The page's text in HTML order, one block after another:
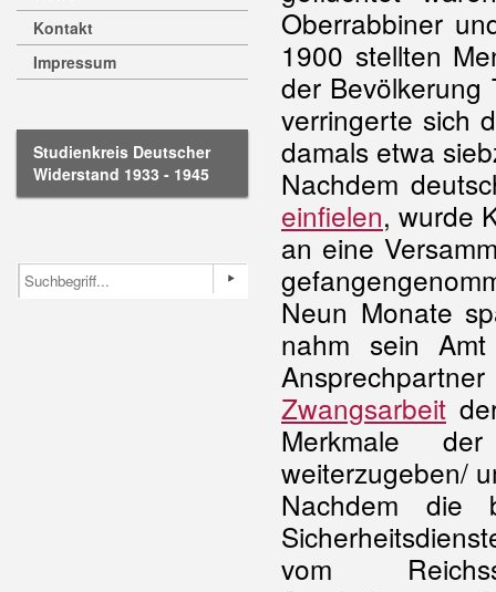
Kontakt
Impressum
Studienkreis Deutscher
Widerstand 1933 - 1945
Oberrabbiner
1900 stellten
der Bevölkerung
verringerte sich
damals etwa
Nachdem
einfielen, wurde
an eine
Neun Monate
nahm sein
Zwangsarbeit
Merkmale
weiterzugeben/
Nachdem die
vom